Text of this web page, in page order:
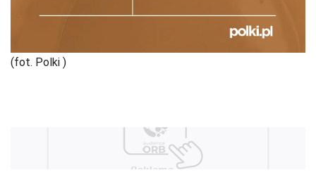
(fot. Polki )